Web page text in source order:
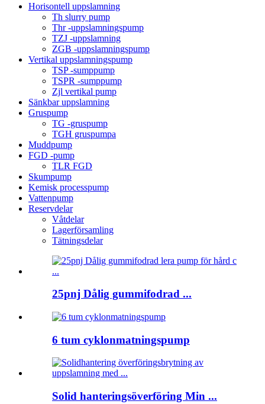
Horisontell uppslamning
Th slurry pump
Thr -uppslamningspump
TZJ -uppslamning
ZGB -uppslamningspump
Vertikal uppslamningspump
TSP -sumppump
TSPR -sumppump
Zjl vertikal pump
Sänkbar uppslamning
Gruspump
TG -gruspump
TGH gruspumpa
Muddpump
FGD -pump
TLR FGD
Skumpump
Kemisk processpump
Vattenpump
Reservdelar
Våtdelar
Lagerförsamling
Tätningsdelar
25pnj Dålig gummifodrad ...
6 tum cyklonmatningspump
Solid hanteringsöverföring Min ...